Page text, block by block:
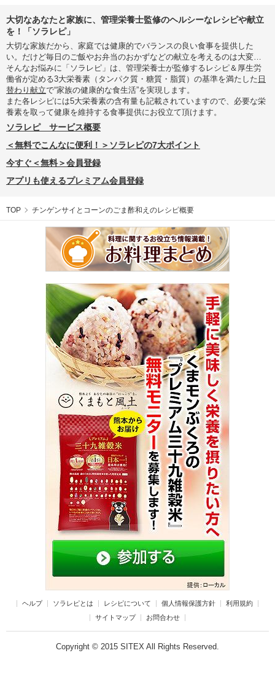
大切なあなたと家族に、管理栄養士監修のヘルシーなレシピや献立
を！「ソラレピ」
大切な家族だから、家庭では健康的でバランスの良い食事を提供した
い。だけど毎日のご飯やお弁当のおかずなどの献立を考えるのは大変…
そんなお悩みに「ソラレピ」は、管理栄養士が監修するレシピ＆厚生労
働省が定める3大栄養素（タンパク質・糖質・脂質）の基準を満たした 日
替わり献立で“家族の健康的な食生活”を実現します。
また各レシピには5大栄養素の含有量も記載されていますので、必要な栄
養素を取って健康を維持する食事提供にお役立て頂けます。
ソラレピ サービス概要
＜無料でこんなに便利！＞ソラレピの7大ポイント
今すぐ＜無料＞会員登録
アプリも使えるプレミアム会員登録
TOP チンゲンサイとコーンのごま酢和えのレシピ概要
ヘルプ ソラレピとは レシピについて 個人情報保護方針
利用規約
サイトマップ
お問合わせ
Copyright © 2015 SITEX All Rights Reserved.